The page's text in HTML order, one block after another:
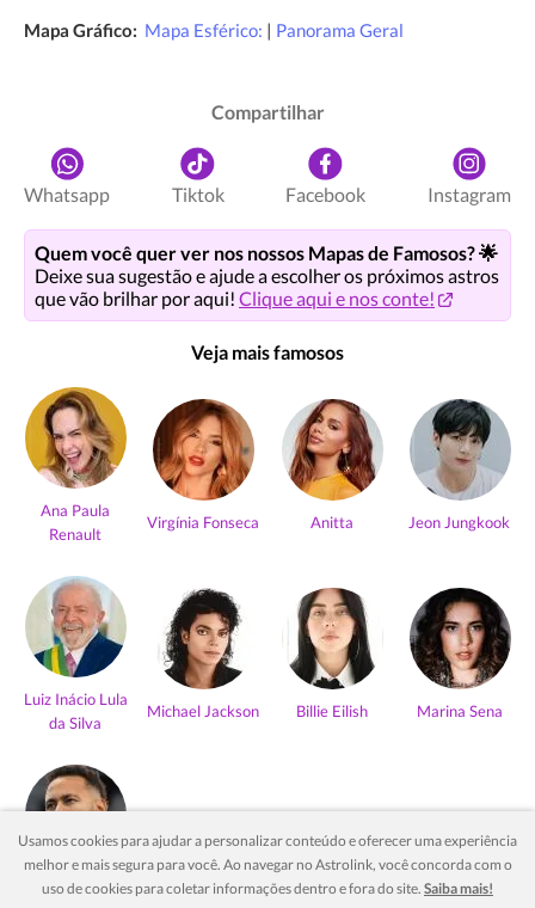
Mapa Gráfico: Mapa Esférico: | Panorama Geral
Compartilhar
Whatsapp Tiktok Facebook Instagram
Quem você quer ver nos nossos Mapas de Famosos? 🌟
Deixe sua sugestão e ajude a escolher os próximos astros
que vão brilhar por aqui! Clique aqui e nos conte!
Veja mais famosos
Ana Paula
Renault
Virgínia Fonseca Anitta Jeon Jungkook
Luiz Inácio Lula
da Silva
Michael Jackson Billie Eilish Marina Sena
Neymar Jr
Usamos cookies para ajudar a personalizar conteúdo e oferecer uma experiência
melhor e mais segura para você. Ao navegar no Astrolink, você concorda com o
uso de cookies para coletar informações dentro e fora do site. Saiba mais!